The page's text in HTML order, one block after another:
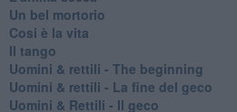
Un bel mortorio
Cosi è la vita
Il tango
​Uomini & rettili - The beginning
​Uomini & rettili - La fine del geco
Uomini & Rettili - Il geco